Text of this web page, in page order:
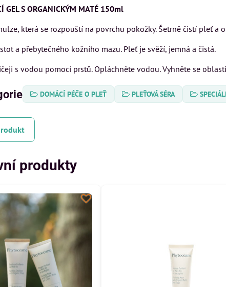
GEL S ORGANICKÝM MATÉ 150ml
která se rozpouští na povrchu pokožky. Šetrně čistí pleť
a přebytečného kožního mazu. Pleť je svěží, jemná a čistá.
s vodou pomocí prstů. Opláchněte vodou. Vyhněte se
DOMÁCÍ PÉČE O PLEŤ PLEŤOVÁ SÉRA
produkty